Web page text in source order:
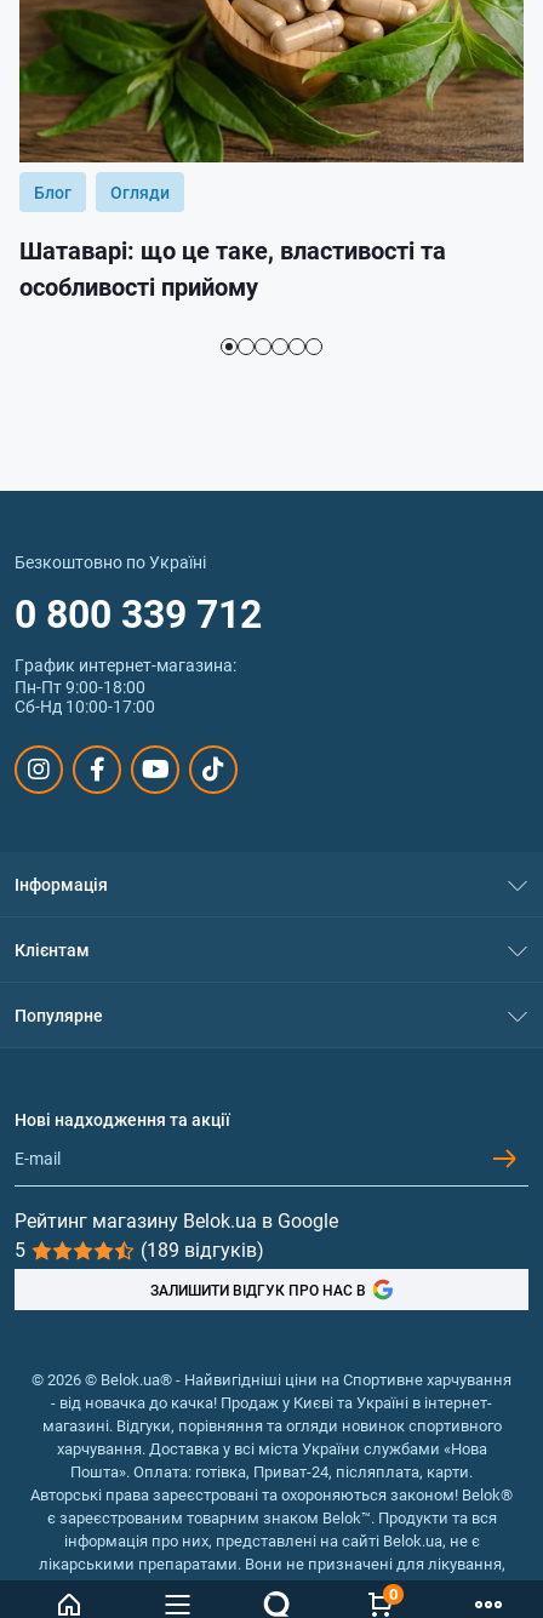
0
Блог Огляди
Шатаварі: що це таке, властивості та
особливості прийому
Безкоштовно по Україні
0 800 339 712
График интернет‑магазина:
Пн-Пт 9:00-18:00
Сб-Нд 10:00-17:00
Інформація
Політика конфіденційності
Обмін та повернення
Клієнтам
Популярне
Протеїн
Гейнери
Вітаміни та мінерали
Риб'ячий жир, жирні кислоти
Нові надходження та акції
Рейтинг магазину Belok.ua в Google
5
(189 відгуків)
ЗАЛИШИТИ ВІДГУК ПРО НАС В
© 2026 © Belok.ua® - Найвигідніші ціни на Спортивне харчування
- від новачка до качка! Продаж у Києві та Україні в інтернет-
магазині. Відгуки, порівняння та огляди новинок спортивного
харчування. Доставка у всі міста України службами «Нова
Пошта». Оплата: готівка, Приват-24, післяплата, карти.
Авторські права зареєстровані та охороняються законом! Belok®
є зареєстрованим товарним знаком Belok™. Продукти та вся
інформація про них, представлені на сайті Belok.ua, не є
лікарськими препаратами. Вони не призначені для лікування,
зняття симптомів та запобігання хворобам.
Інтернет магазин Belok.ua
Інтернет магазин спортивного